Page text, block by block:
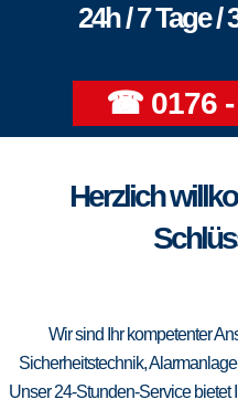
24h / 7 Tage /
☎ 0176 -
Herzlich
Wir sind Ihr kompetenter
Sicherheitstechnik,
Unser 24-Stunden-Service